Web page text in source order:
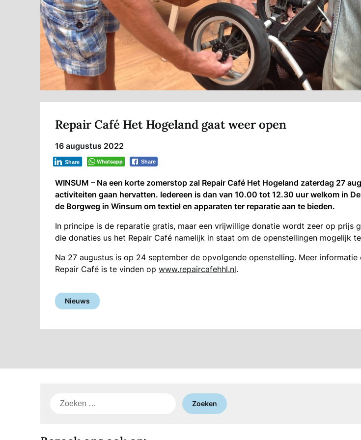
Repair Café Het Hogeland gaat weer open
16 augustus 2022
Whatsapp Share
Share
WINSUM – Na een korte zomerstop zal Repair Café Het Hogeland zaterdag 27
activiteiten gaan hervatten. Iedereen is dan van 10.00 tot 12.30 uur welkom in
de Borgweg in Winsum om textiel en apparaten ter reparatie aan te bieden.
In principe is de reparatie gratis, maar een vrijwillige donatie wordt zeer op prijs
die donaties us het Repair Café namelijk in staat om de openstellingen mogelijk
Na 27 augustus is op 24 september de opvolgende openstelling. Meer informatie
Repair Café is te vinden op www.repaircafehhl.nl.
Nieuws
Zoeken